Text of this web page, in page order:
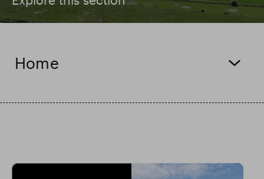
Risultati finanziari
Aggiornamento commerciale
Home